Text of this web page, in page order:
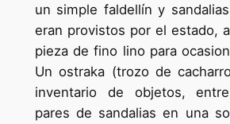
un simple faldellín y
eran provistos por el estado,
pieza de fino lino para
Un ostraka (trozo de
inventario de objetos,
pares de sandalias en una